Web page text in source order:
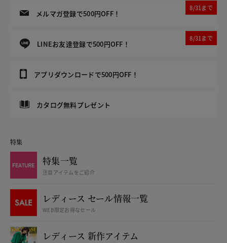
メルマガ登録で500円OFF！
8/31まで
LINEお友達登録で500円OFF！
8/31まで
アプリダウンロードで500円OFF！
カタログ無料プレゼント
特集
特集一覧
注目アイテムをご紹介
レディース セール情報一覧
WEB限定お得なセール
レディース 新作アイテム